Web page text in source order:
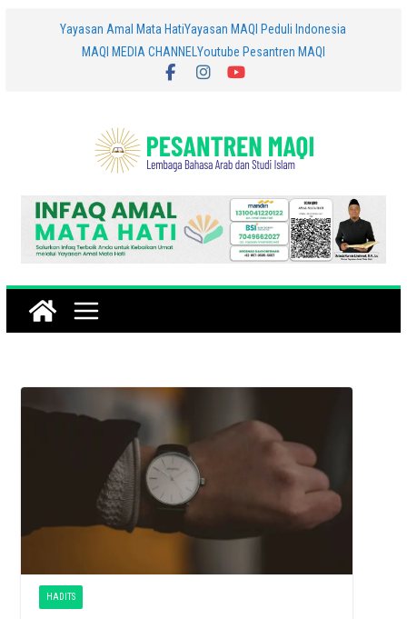
Yayasan Amal Mata HatiYayasan MAQI Peduli Indonesia
MAQI MEDIA CHANNEL Youtube Pesantren MAQI
HADITS